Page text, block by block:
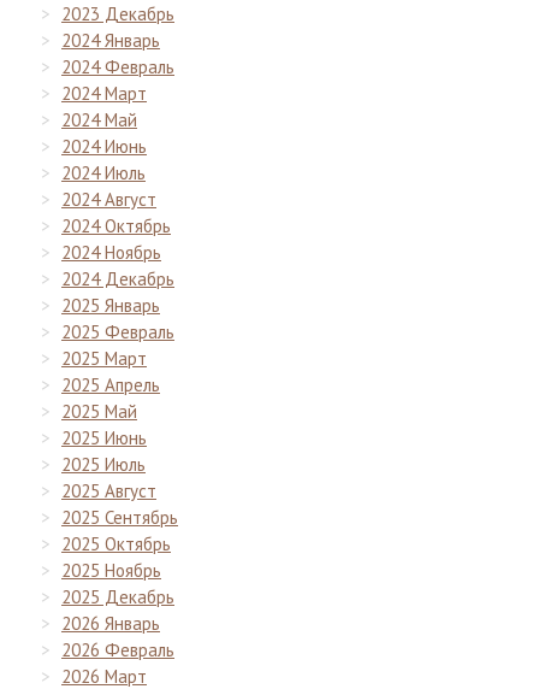
2023 Декабрь
2024 Январь
2024 Февраль
2024 Март
2024 Май
2024 Июнь
2024 Июль
2024 Август
2024 Октябрь
2024 Ноябрь
2024 Декабрь
2025 Январь
2025 Февраль
2025 Март
2025 Апрель
2025 Май
2025 Июнь
2025 Июль
2025 Август
2025 Сентябрь
2025 Октябрь
2025 Ноябрь
2025 Декабрь
2026 Январь
2026 Февраль
2026 Март